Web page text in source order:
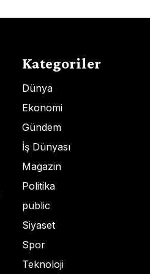
Kategoriler
Dünya
Ekonomi
Gündem
İş Dünyası
Magazin
Politika
public
Siyaset
Spor
Teknoloji